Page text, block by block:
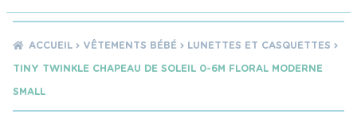
ACCUEIL VÊTEMENTS BÉBÉ
LUNETTES ET CASQUETTES
TINY TWINKLE CHAPEAU DE SOLEIL 0-6M FLORAL MODERNE
SMALL